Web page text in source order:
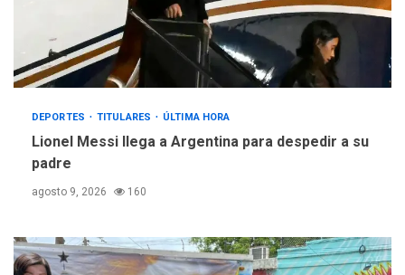
DEPORTES TITULARES ÚLTIMA HORA
Lionel Messi llega a Argentina para despedir a su
padre
agosto 9, 2026 160